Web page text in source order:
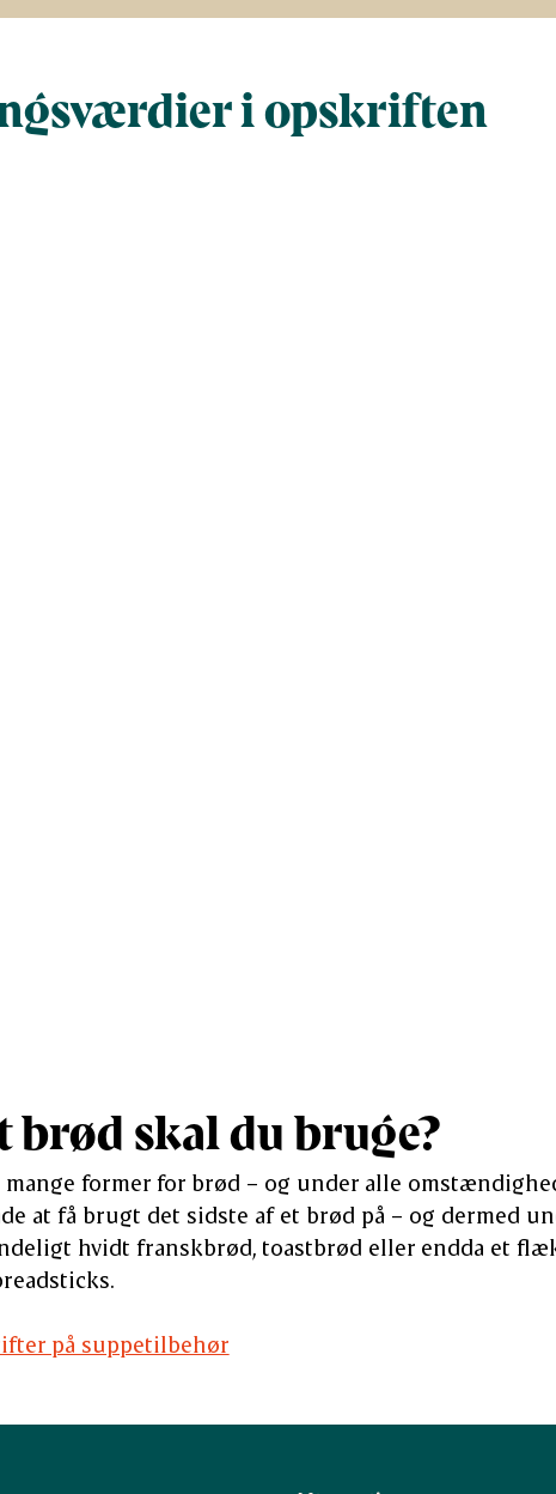
i opskriften
brød skal du bruge?
former for brød – og under alle
at få brugt det sidste af et brød på – og dermed
hvidt franskbrød, toastbrød eller endda et
på suppetilbehør